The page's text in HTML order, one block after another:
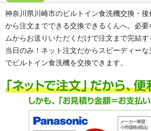
神奈川県川崎市のビルトイン食洗機交換・
から注文までできる交換できるくんへ。必
ムからお送りいただくだけで注文まで完結
当日のみ！ネット注文だからスピーディー
でビルトイン食洗機を交換できます。
メーカー希望
小売価格 (税込)